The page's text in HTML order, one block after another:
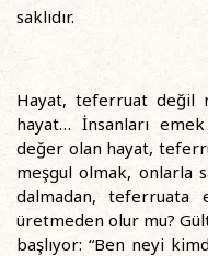
saklıdır.
Hayat, teferruat değil
hayat… İnsanları
değer olan hayat,
meşgul olmak, onlarla
dalmadan, teferruata
üretmeden olur mu?
başlıyor: “Ben neyi